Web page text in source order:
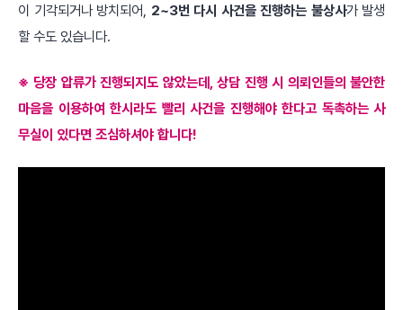
이 기각되거나 방치되어, 2~3번 다시 사건을 진행하는 불상사가 발생
할 수도 있습니다.
※ 당장 압류가 진행되지도 않았는데, 상담 진행 시 의뢰인들의 불안한
마음을 이용하여 한시라도 빨리 사건을 진행해야 한다고 독촉하는 사
무실이 있다면 조심하셔야 합니다!